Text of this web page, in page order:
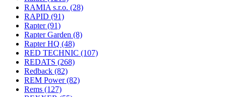
RAMIA s.r.o. (28)
RAPID (91)
Rapter(91)
Rapter Garden (8)
Rapter HQ (48)
RED TECHNIC (107)
REDATS (268)
Redback (82)
REM Power(82)
Rems (127)